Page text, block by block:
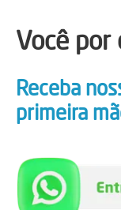
Você por
Receba
primeira